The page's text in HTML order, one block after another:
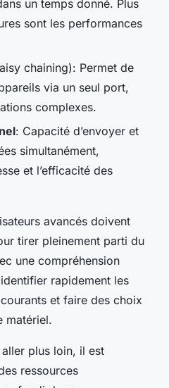
un temps donné. Plus
sont les performances
chaining): Permet de
via un seul port,
complexes.
: Capacité d’envoyer et
simultanément,
et l’efficacité des
avancés doivent
tirer pleinement parti du
une compréhension
rapidement les
et faire des choix
matériel.
plus loin, il est
ressources